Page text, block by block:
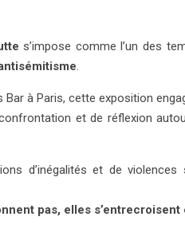
s’impose comme l’un des
.
Bar à Paris, cette exposition
et de réflexion
d’inégalités et de violences
pas, elles